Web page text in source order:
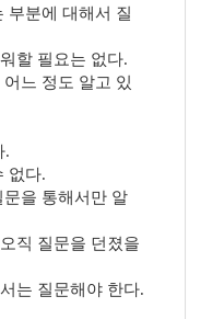
부분에 대해서 질
할 필요는 없다.
느 정도 알고 있
.
없다.
을 통해서만 알
직 질문을 던졌을
는 질문해야 한다.